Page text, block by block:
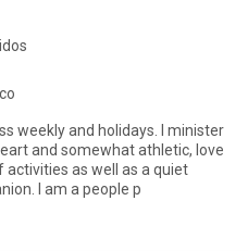
and somewhat athletic, love
activities as well as a quiet
evening at home with my companion. I am a people p